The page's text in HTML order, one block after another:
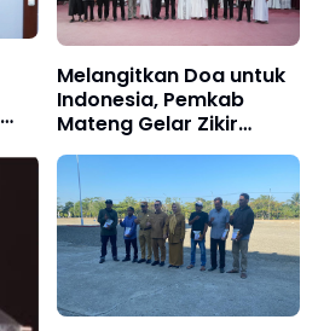
Melangitkan Doa untuk
Indonesia, Pemkab
Mateng Gelar Zikir
Kebangsaan